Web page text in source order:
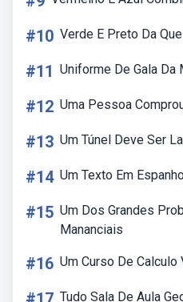
#10 Verde E Preto Da
#11 Uniforme De Gala Da
#12 Uma Pessoa
#13 Um Túnel Deve Ser
#14 Um Texto Em
#15 Um Dos Grandes
Mananciais
#16 Um Curso De Calculo
Tudo Sala De Aula